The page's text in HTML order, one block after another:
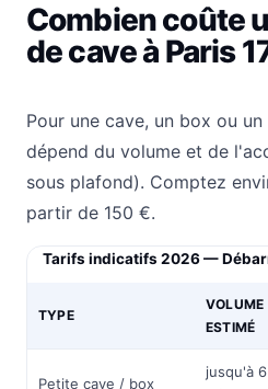
Combien coûte
de cave à Paris
Pour une cave, un box ou
dépend du volume et de
sous plafond). Comptez
partir de 150 €.
Tarifs indicatifs 2026 —
TYPE
VOLUME
ESTIMÉ
Petite cave / box
jusqu'à 6